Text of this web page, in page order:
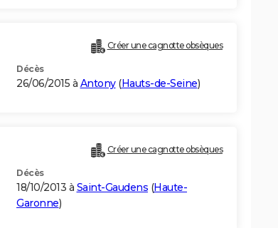
Créer une cagnotte obsèques
Décès
26/06/2015 à Antony(Hauts-de-Seine)
Créer une cagnotte obsèques
Décès
18/10/2013 à Saint-Gaudens (Haute-
Garonne)